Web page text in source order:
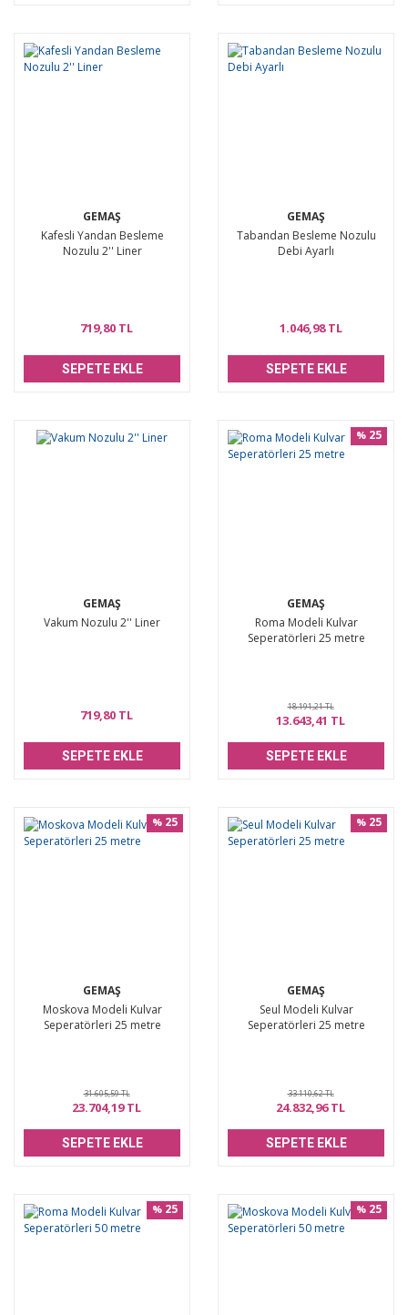
GEMAŞ
Kafesli Yandan Besleme
Nozulu 2'' Liner
719,80 TL
SEPETE EKLE
GEMAŞ
Tabandan Besleme Nozulu
Debi Ayarlı
1.046,98 TL
SEPETE EKLE
GEMAŞ
Vakum Nozulu 2'' Liner
719,80 TL
SEPETE EKLE
GEMAŞ
Roma Modeli Kulvar
Seperatörleri 25 metre
% 25
18.191,21 TL
13.643,41 TL
SEPETE EKLE
GEMAŞ
Moskova Modeli Kulvar
Seperatörleri 25 metre
% 25
31.605,59 TL
23.704,19 TL
SEPETE EKLE
GEMAŞ
Seul Modeli Kulvar
Seperatörleri 25 metre
% 25
33.110,62 TL
24.832,96 TL
SEPETE EKLE
% 25 % 25